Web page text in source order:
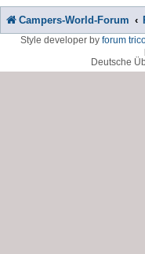
Campers-World-Forum
Style developer by forum
Deutsche